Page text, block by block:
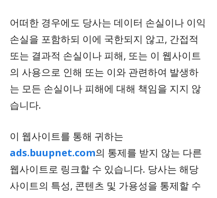
어떠한 경우에도 당사는 데이터 손실이나 이익
손실을 포함하되 이에 국한되지 않고, 간접적
또는 결과적 손실이나 피해, 또는 이 웹사이트
의 사용으로 인해 또는 이와 관련하여 발생하
는 모든 손실이나 피해에 대해 책임을 지지 않
습니다.
이 웹사이트를 통해 귀하는
ads.buupnet.com의 통제를 받지 않는 다른
웹사이트로 링크할 수 있습니다. 당사는 해당
사이트의 특성, 콘텐츠 및 가용성을 통제할 수